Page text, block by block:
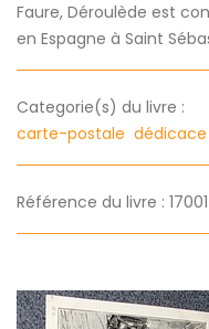
Faure, Déroulède est
en Espagne à Saint
Categorie(s) du livre :
carte-postale dédicace
Référence du livre : 17001